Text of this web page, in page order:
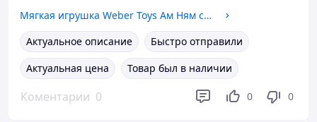
Мягкая игрушка Weber Toys Ам Ням с открытым ртом 17 см
Актуальное описание
Быстро отправили
Актуальная цена
Товар был в наличии
Коментарии 0 0 0